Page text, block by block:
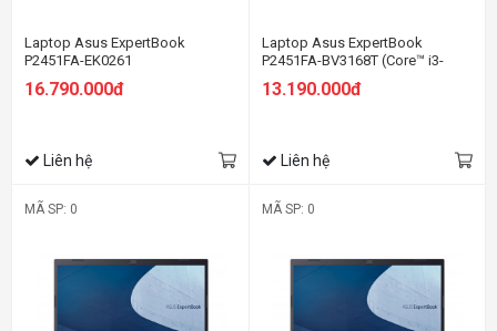
Laptop Asus ExpertBook
P2451FA-EK0261
16.790.000đ
Liên hệ
Laptop Asus ExpertBook
P2451FA-BV3168T (Core™ i3-
| 14.0 inch HD | Win 10 | Đen)
13.190.000đ
Liên hệ
MÃ SP: 0 MÃ SP: 0